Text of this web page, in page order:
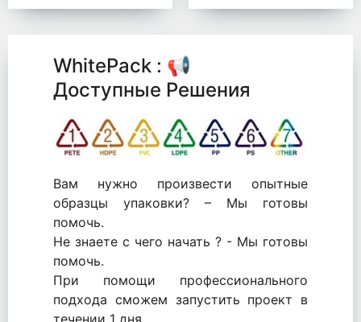
для утилизации
микробы от
WhitePack : 📢
Доступные Решения
Вам нужно произвести опытные
образцы упаковки? – Мы готовы
помочь.
Не знаете с чего начать ? - Мы готовы
помочь.
При помощи профессионального
подхода сможем запустить проект в
течении 1 дня.